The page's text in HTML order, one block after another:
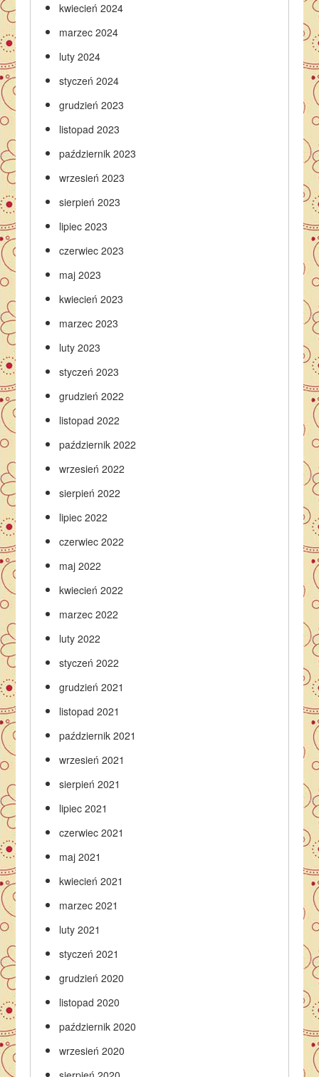
kwiecień 2024
marzec 2024
luty 2024
styczeń 2024
grudzień 2023
listopad 2023
październik 2023
wrzesień 2023
sierpień 2023
lipiec 2023
czerwiec 2023
maj 2023
kwiecień 2023
marzec 2023
luty 2023
styczeń 2023
grudzień 2022
listopad 2022
październik 2022
wrzesień 2022
sierpień 2022
lipiec 2022
czerwiec 2022
maj 2022
kwiecień 2022
marzec 2022
luty 2022
styczeń 2022
grudzień 2021
listopad 2021
październik 2021
wrzesień 2021
sierpień 2021
lipiec 2021
czerwiec 2021
maj 2021
kwiecień 2021
marzec 2021
luty 2021
styczeń 2021
grudzień 2020
listopad 2020
październik 2020
wrzesień 2020